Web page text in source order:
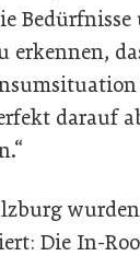
Bedürfnisse
erkennen,
darauf
Die In-